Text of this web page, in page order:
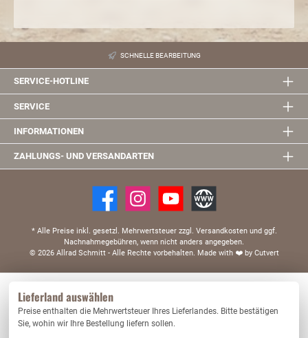
SCHNELLE BEARBEITUNG
SERVICE-HOTLINE
SERVICE
INFORMATIONEN
ZAHLUNGS- UND VERSANDARTEN
* Alle Preise inkl. gesetzl. Mehrwertsteuer zzgl. Versandkosten und ggf.
Nachnahmegebühren, wenn nicht anders angegeben.
© 2026 Allrad Schmitt - Alle Rechte vorbehalten. Made with ❤️by Cutvert
Lieferland auswählen
Preise enthalten die Mehrwertsteuer Ihres Lieferlandes. Bitte bestätigen
Sie, wohin wir Ihre Bestellung liefern sollen.
Nur technisch notwendige Konfigurieren